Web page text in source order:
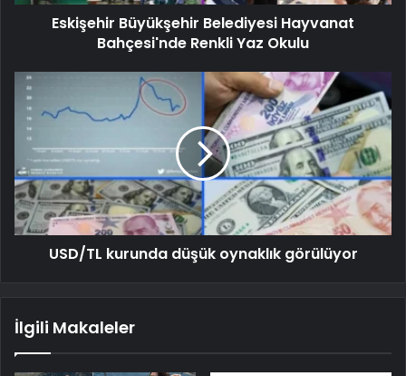
Eskişehir Büyükşehir Belediyesi Hayvanat
Bahçesi'nde Renkli Yaz Okulu
USD/TL kurunda düşük oynaklık görülüyor
İlgili Makaleler